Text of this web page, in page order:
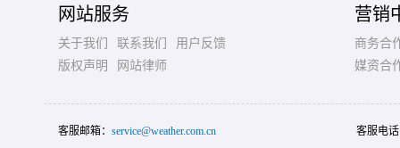
网站服务
关于我们 联系我们
用户反馈
版权声明
网站律师
营销
商务合
媒资合
客服邮箱： service@weather.com.cn 客服电